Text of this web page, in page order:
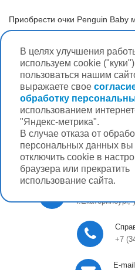
В целях улучшения
используем cookie
пользоваться нашим
выражаете свое
обработку
использованием
"Яндекс-метрика".
В случае отказа от
персональных данных
отключить cookie в
браузера или прекратить
использование сайта.
Приобрести очки Penguin Baby
где опытные специалисты
проверить посадку очков на
услуги по подбору контактных
ортокератологических линз и
каждый член семьи мог
зрением.
+7
E-mail